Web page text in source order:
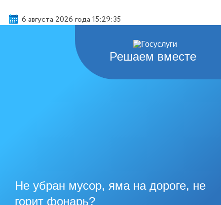
6 августа 2026 года 15:29:36
Решаем вместе
Не убран мусор, яма на дороге, не
горит фонарь?